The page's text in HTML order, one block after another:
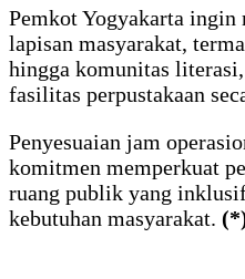
Pemkot Yogyakarta ingin
lapisan masyarakat,
hingga komunitas
fasilitas perpustakaan
Penyesuaian jam
komitmen memperkuat
ruang publik yang
kebutuhan masyarakat.